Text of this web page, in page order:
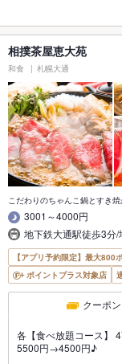
相撲茶屋恵大苑
和食 札幌大通
こだわりのちゃんこ鍋とすき
3001～4000円
地下鉄大通駅徒歩3分
【アプリ予約限定】最大800
ポイントプラス対象店
クーポン
各【食べ放題コース】
5500円→4500円♪